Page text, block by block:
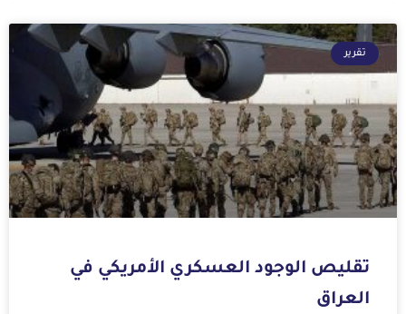
تقرير
تقليص الوجود العسكري الأمريكي في
العراق